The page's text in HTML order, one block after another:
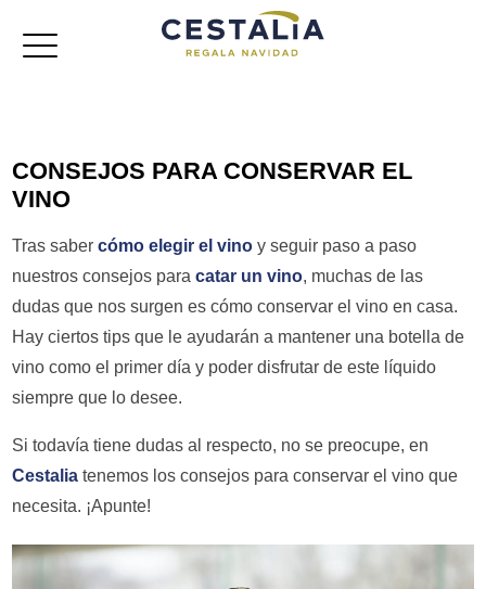
Lotes de navidad
Cajas jamoneras
Referencias
CONSEJOS PARA CONSERVAR EL
VINO
Tras sabercómo elegir el vino y seguir paso a paso
nuestros consejos paracatar un vino, muchas de las
dudas que nos surgen es cómo conservar el vino en casa.
Hay ciertos tips que le ayudarán a mantener una botella de
vino como el primer día y poder disfrutar de este líquido
siempre que lo desee.
Si todavía tiene dudas al respecto, no se preocupe, en
Cestalia tenemos los consejos para conservar el vino que
necesita. ¡Apunte!